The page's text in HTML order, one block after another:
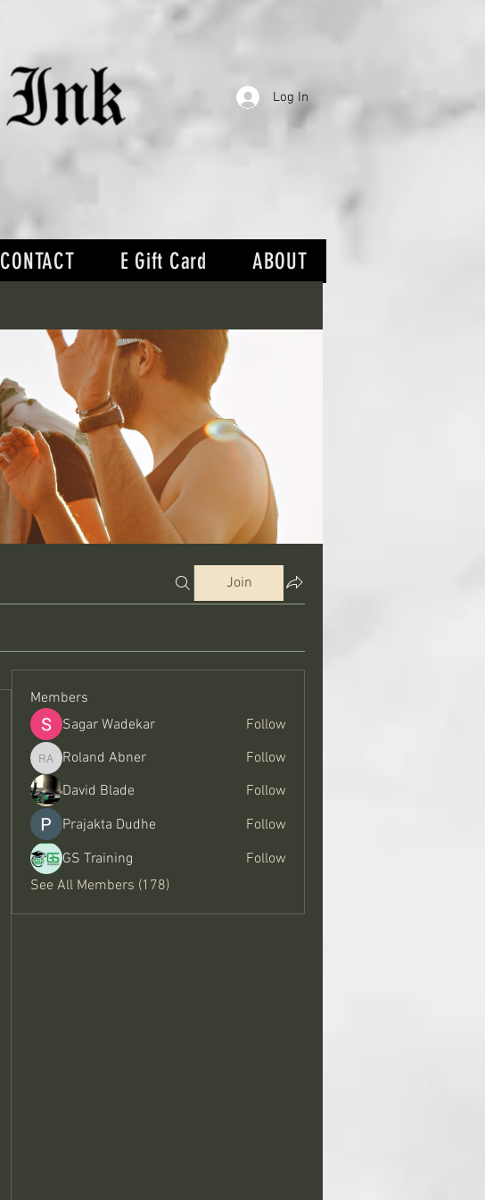
Log In
CONTACT E Gift Card ABOUT
Join
Members
Sagar Wadekar
Follow
Roland Abner
Roland Abner
Follow
David Blade
Follow
Prajakta Dudhe
Follow
GS Training
Follow
See All Members (178)